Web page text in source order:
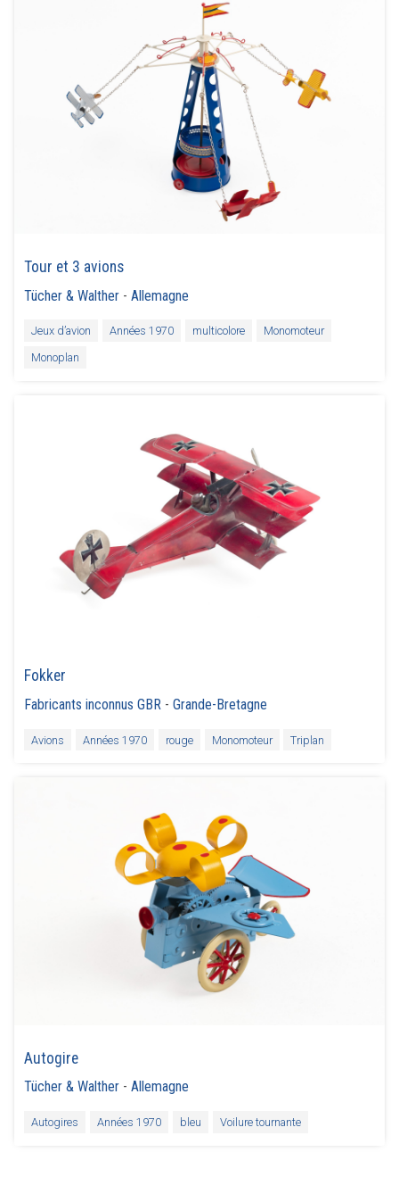
Tour et 3 avions
Tücher & Walther -Allemagne
Jeux d’avion Années 1970 multicolore
Monomoteur
Monoplan
Fokker
Fabricants inconnus GBR -Grande-Bretagne
Avions Années 1970 rouge Monomoteur Triplan
Autogire
Tücher & Walther -Allemagne
Autogires Années 1970 bleu Voilure tournante